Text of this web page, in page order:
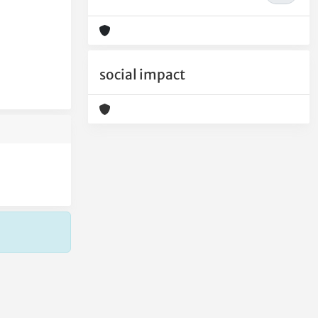
social impact